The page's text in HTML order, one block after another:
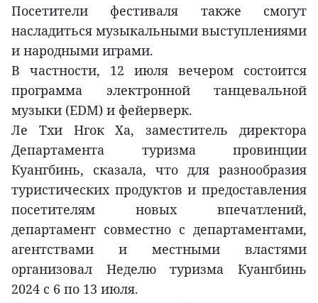
Посетители фестиваля также смогут
насладиться музыкальными выступлениями
и народными играми.
В частности, 12 июля вечером состоится
программа электронной танцевальной
музыки (EDM) и фейерверк.
Ле Тхи Нгок Ха, заместитель директора
Департамента туризма провинции
Куангбинь, сказала, что для разнообразия
туристических продуктов и предоставления
посетителям новых впечатлений,
департамент совместно с департаментами,
агентствами и местными властями
организовал Неделю туризма Куангбинь
2024 с 6 по 13 июля.